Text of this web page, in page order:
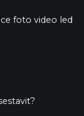
foto video led